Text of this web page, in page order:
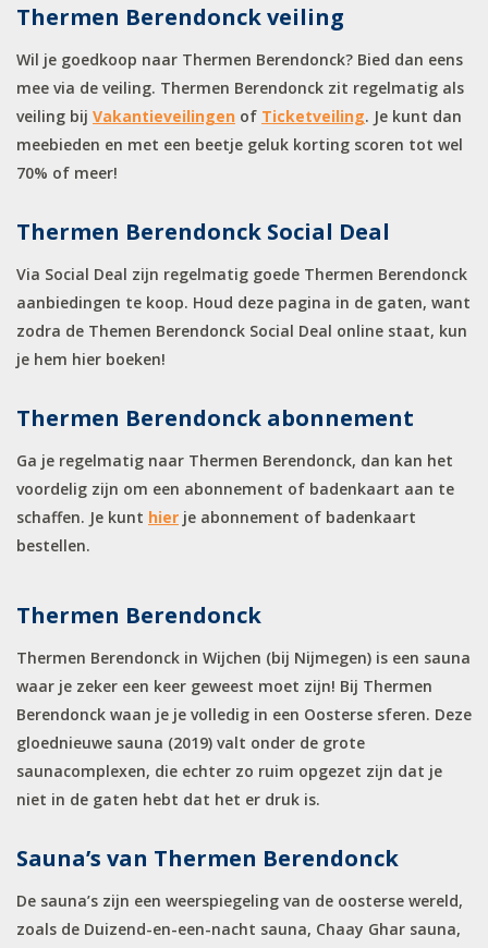
Thermen Berendonck veiling
Wil je goedkoop naar Thermen Berendonck? Bied dan eens
mee via de veiling. Thermen Berendonck zit regelmatig als
veiling bij Vakantieveilingen of Ticketveiling. Je kunt dan
meebieden en met een beetje geluk korting scoren tot wel
70% of meer!
Thermen Berendonck Social Deal
Via Social Deal zijn regelmatig goede Thermen Berendonck
aanbiedingen te koop. Houd deze pagina in de gaten, want
zodra de Themen Berendonck Social Deal online staat, kun
je hem hier boeken!
Thermen Berendonck abonnement
Ga je regelmatig naar Thermen Berendonck, dan kan het
voordelig zijn om een abonnement of badenkaart aan te
schaffen. Je kunt hier je abonnement of badenkaart
bestellen.
Thermen Berendonck
Thermen Berendonck in Wijchen (bij Nijmegen) is een sauna
waar je zeker een keer geweest moet zijn! Bij Thermen
Berendonck waan je je volledig in een Oosterse sferen. Deze
gloednieuwe sauna (2019) valt onder de grote
saunacomplexen, die echter zo ruim opgezet zijn dat je
niet in de gaten hebt dat het er druk is.
Sauna’s van Thermen Berendonck
De sauna’s zijn een weerspiegeling van de oosterse wereld,
zoals de Duizend-en-een-nacht sauna, Chaay Ghar sauna,